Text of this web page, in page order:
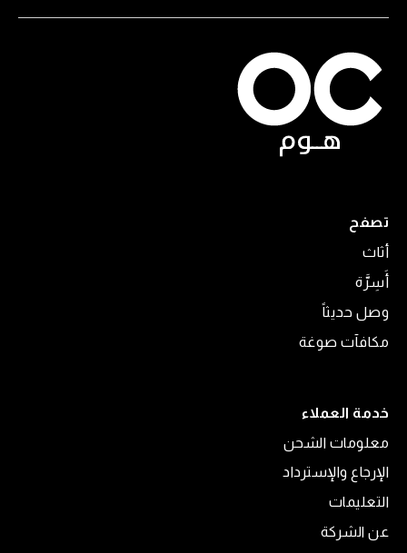
تصفح
أثاث
أَسِرَّة
وصل حديثاً
مكافآت صوغة
خدمة العملاء
معلومات الشحن
الإرجاع والإسترداد
التعليمات
عن الشركة